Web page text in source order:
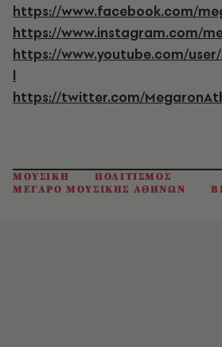
https://www.facebook.com/
https://www.instagram.com/
https://www.youtube.com/user/
l
https://twitter.com/
ΜΟΥΣΙΚΗ
ΠΟΛΙΤΙΣΜΟΣ
ΜΕΓΑΡΟ ΜΟΥΣΙΚΗΣ ΑΘΗΝΩΝ